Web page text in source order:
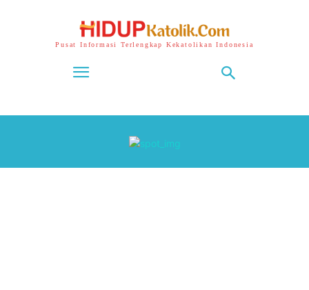
Pusat Informasi Terlengkap Kekatolikan Indonesia